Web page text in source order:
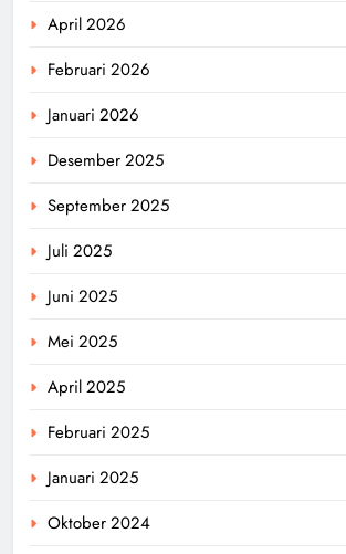
April 2026
Februari 2026
Januari 2026
Desember 2025
September 2025
Juli 2025
Juni 2025
Mei 2025
April 2025
Februari 2025
Januari 2025
Oktober 2024